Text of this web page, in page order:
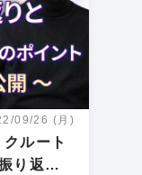
09/26 (月)
ルート
り返り